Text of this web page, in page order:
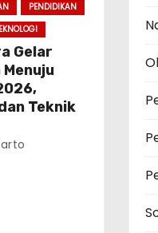
PENDIDIKAN
Gelar
Teknik